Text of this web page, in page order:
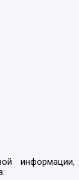
информации,